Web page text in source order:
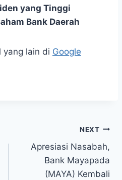
yang Tinggi
Bank Daerah
yang lain di Google
NEXT
Apresiasi Nasabah,
Bank Mayapada
(MAYA) Kembali